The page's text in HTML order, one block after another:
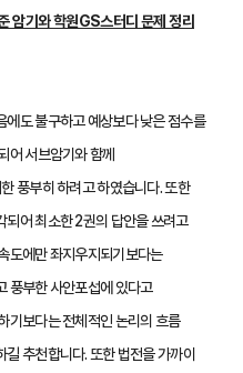
암기와 학원GS스터디 문제 정리
도 불구하고 예상보다 낮은 점수를
어 서브암기와 함께
풍부히 하려고 하였습니다. 또한
되어 최소한 2권의 답안을 쓰려고
도에만 좌지우지되기보다는
풍부한 사안포섭에 있다고
기보다는 전체적인 논리의 흐름
추천합니다. 또한 법전을 가까이